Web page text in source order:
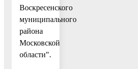
Воскресенского
муниципального
района
Московской
области".